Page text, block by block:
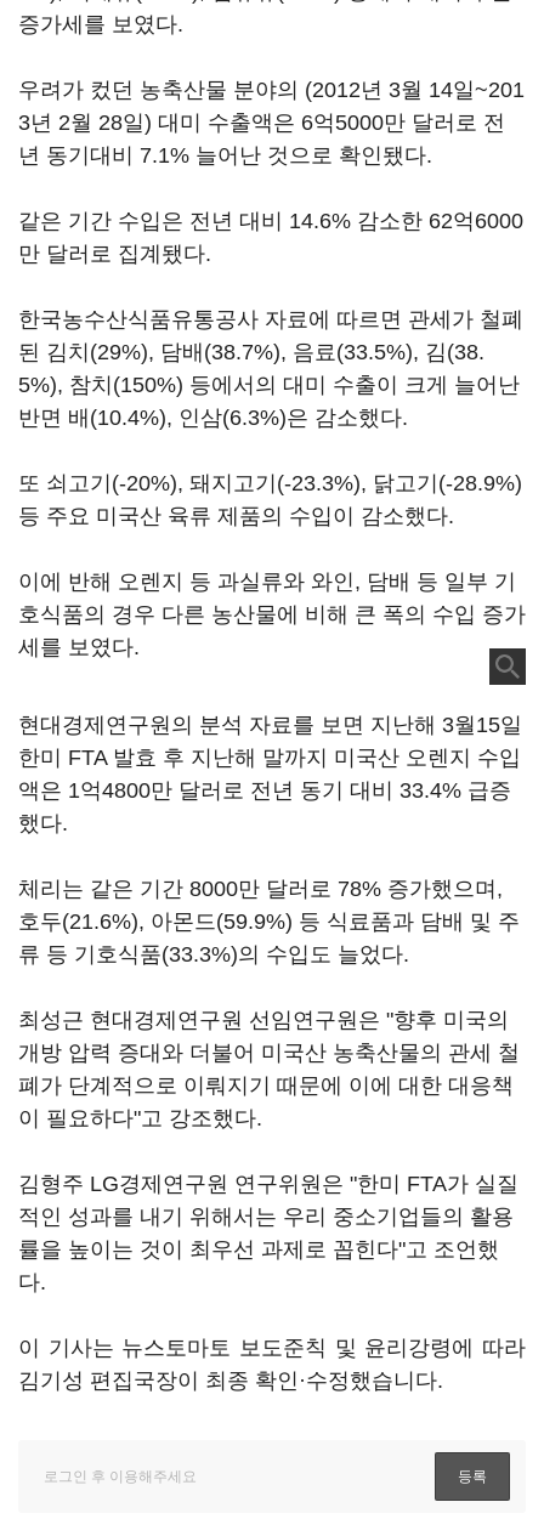
증가세를 보였다.
우려가 컸던 농축산물 분야의 (2012년 3월 14일~201
3년 2월 28일) 대미 수출액은 6억5000만 달러로 전
년 동기대비 7.1% 늘어난 것으로 확인됐다.
같은 기간 수입은 전년 대비 14.6% 감소한 62억6000
만 달러로 집계됐다.
한국농수산식품유통공사 자료에 따르면 관세가 철폐
된 김치(29%), 담배(38.7%), 음료(33.5%), 김(38.
5%), 참치(150%) 등에서의 대미 수출이 크게 늘어난
반면 배(10.4%), 인삼(6.3%)은 감소했다.
또 쇠고기(-20%), 돼지고기(-23.3%), 닭고기(-28.9%)
등 주요 미국산 육류 제품의 수입이 감소했다.
이에 반해 오렌지 등 과실류와 와인, 담배 등 일부 기
호식품의 경우 다른 농산물에 비해 큰 폭의 수입 증가
세를 보였다.
현대경제연구원의 분석 자료를 보면 지난해 3월15일
한미 FTA 발효 후 지난해 말까지 미국산 오렌지 수입
액은 1억4800만 달러로 전년 동기 대비 33.4% 급증
했다.
체리는 같은 기간 8000만 달러로 78% 증가했으며,
호두(21.6%), 아몬드(59.9%) 등 식료품과 담배 및 주
류 등 기호식품(33.3%)의 수입도 늘었다.
최성근 현대경제연구원 선임연구원은 "향후 미국의
개방 압력 증대와 더불어 미국산 농축산물의 관세 철
폐가 단계적으로 이뤄지기 때문에 이에 대한 대응책
이 필요하다"고 강조했다.
김형주 LG경제연구원 연구위원은 "한미 FTA가 실질
적인 성과를 내기 위해서는 우리 중소기업들의 활용
률을 높이는 것이 최우선 과제로 꼽힌다"고 조언했
다.
이 기사는 뉴스토마토 보도준칙 및 윤리강령에 따라
김기성 편집국장이 최종 확인·수정했습니다.